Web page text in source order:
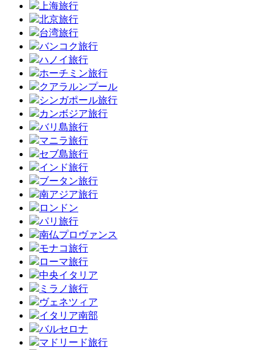
上海旅行
北京旅行
台湾旅行
バンコク旅行
ハノイ旅行
ホーチミン旅行
クアラルンプール
シンガポール旅行
カンボジア旅行
バリ島旅行
マニラ旅行
セブ島旅行
インド旅行
ブータン旅行
南アジア旅行
ロンドン
パリ旅行
南仏プロヴァンス
モナコ旅行
ローマ旅行
中央イタリア
ミラノ旅行
ヴェネツィア
イタリア南部
バルセロナ
マドリード旅行